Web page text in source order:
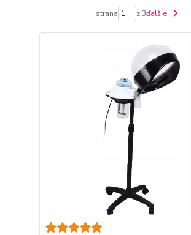
strana z 3ďalšie